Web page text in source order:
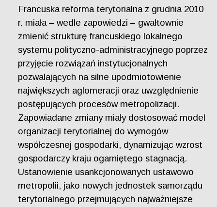
Francuska reforma terytorialna z grudnia 2010
r. miała – wedle zapowiedzi – gwałtownie
zmienić strukturę francuskiego lokalnego
systemu polityczno-administracyjnego poprzez
przyjęcie rozwiązań instytucjonalnych
pozwalających na silne upodmiotowienie
największych aglomeracji oraz uwzględnienie
postępujących procesów metropolizacji.
Zapowiadane zmiany miały dostosować model
organizacji terytorialnej do wymogów
współczesnej gospodarki, dynamizując wzrost
gospodarczy kraju ogarniętego stagnacją.
Ustanowienie usankcjonowanych ustawowo
metropolii, jako nowych jednostek samorządu
terytorialnego przejmujących najważniejsze